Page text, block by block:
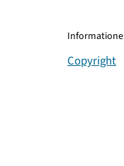
Copyright